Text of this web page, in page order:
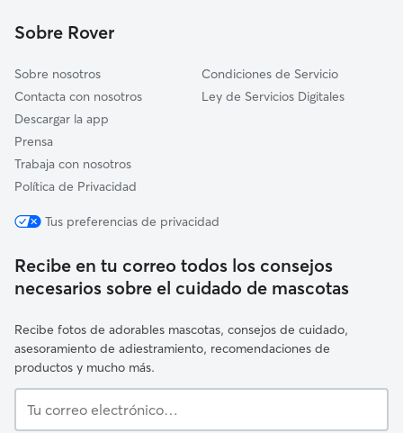
Rincón de la Victoria
Sobre Rover
Sobre nosotros
Contacta con nosotros
Descargar la app
Prensa
Trabaja con nosotros
Política de Privacidad
Condiciones de Servicio
Ley de Servicios Digitales
Tus preferencias de privacidad
Recibe en tu correo todos los consejos
necesarios sobre el cuidado de mascotas
Recibe fotos de adorables mascotas, consejos de cuidado,
asesoramiento de adiestramiento, recomendaciones de
productos y mucho más.
correo